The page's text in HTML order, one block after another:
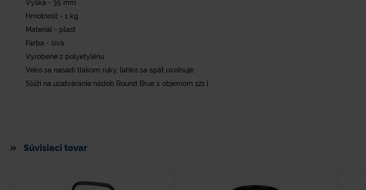
Výška - 35 mm
Hmotnosť - 1 kg
Materiál - plast
Farba - sivá
Vyrobené z polyetylénu
Veko sa nasadí tlakom ruky, ľahko sa späť uvoľnuje.
Slúži na uzatváranie nádob Round Brue s objemom 121 l
Súvisiaci tovar